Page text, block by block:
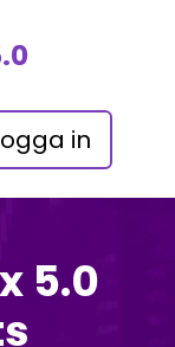
in
5.0